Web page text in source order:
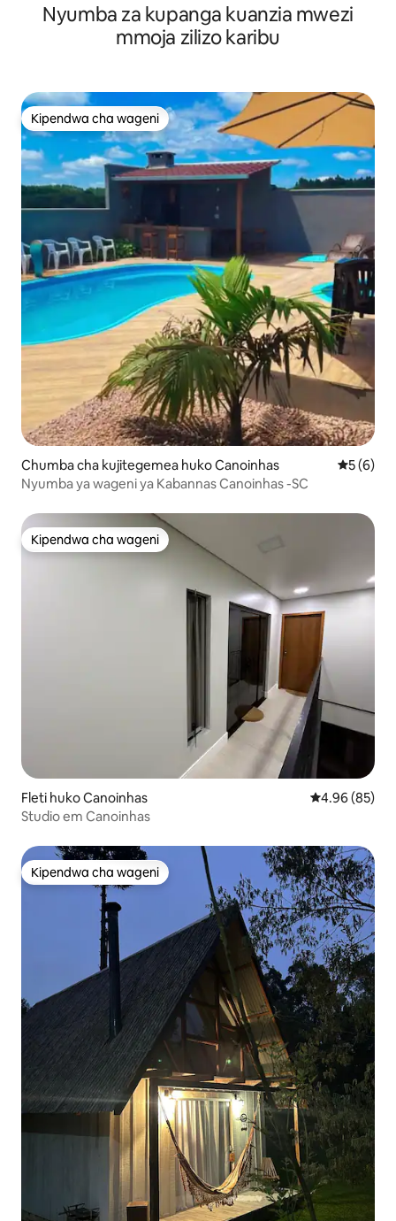
Nyumba za kupanga kuanzia mwezi
mmoja zilizo karibu
Kipendwa cha wageni
Kipendwa cha wageni
Chumba cha kujitegemea huko Canoinhas
5 (6)
Nyumba ya wageni ya Kabannas Canoinhas -SC
Kipendwa cha wageni
Kipendwa cha wageni
Fleti huko Canoinhas Ukadiriaji wa
4.96 (85)
Studio em Canoinhas
Kipendwa cha wageni
Kipendwa cha wageni